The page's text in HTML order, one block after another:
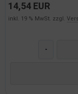
14,54 EUR
inkl. 19 % MwSt. zzgl.
-